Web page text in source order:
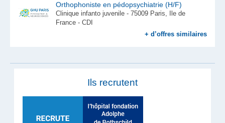
Orthophoniste en pédopsychiatrie (H/F)
Clinique infanto juvenile - 75009 Paris, Ile de
France - CDI
+ d’offres similaires
Ils recrutent